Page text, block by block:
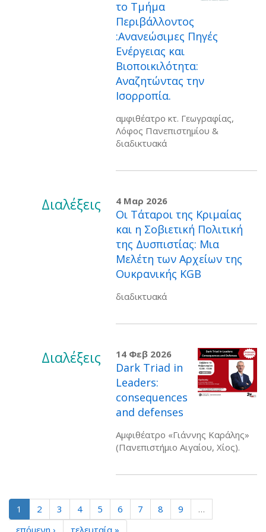
το Τμήμα
Περιβάλλοντος
:Ανανεώσιμες Πηγές
Ενέργειας και
Βιοποικιλότητα:
Αναζητώντας την
Ισορροπία.
αμφιθέατρο κτ. Γεωγραφίας,
Λόφος Πανεπιστημίου &
διαδικτυακά
Διαλέξεις 4 Μαρ 2026
Οι Τάταροι της Κριμαίας
και η Σοβιετική Πολιτική
της Δυσπιστίας: Μια
Μελέτη των Αρχείων της
Ουκρανικής KGB
διαδικτυακά
Διαλέξεις 14 Φεβ 2026
Dark Triad in
Leaders:
consequences
and defenses
Αμφιθέατρο «Γιάννης Καράλης»
(Πανεπιστήμιο Αιγαίου, Χίος).
1 2 3 4 5 6 7 8 9
…
επόμενη ›
τελευταία »